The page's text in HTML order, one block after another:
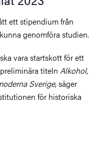
ett stipendium från
genomföra studien.
vara startskott för ett
titeln Alkohol,
Sverige, säger
för historiska